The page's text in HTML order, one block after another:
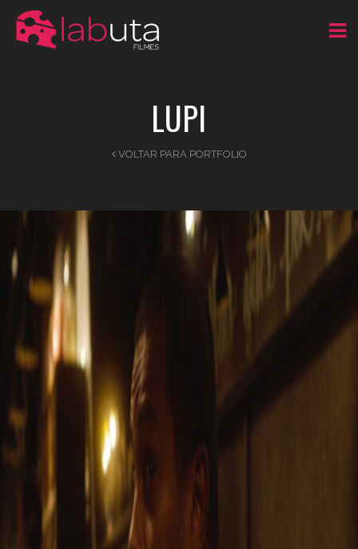
LUPI
VOLTAR PARA PORTFOLIO